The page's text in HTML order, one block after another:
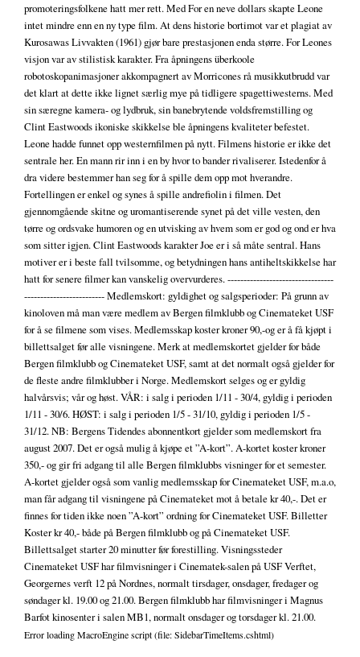
promoteringsfolkene hatt mer rett. Med For en neve dollars skapte Leone
intet mindre enn en ny type film. At dens historie bortimot var et plagiat av
Kurosawas Livvakten (1961) gjør bare prestasjonen enda større. For Leones
visjon var av stilistisk karakter. Fra åpningens überkoole
robotoskopanimasjoner akkompagnert av Morricones rå musikkutbrudd var
det klart at dette ikke lignet særlig mye på tidligere spagettiwesterns. Med
sin særegne kamera- og lydbruk, sin banebrytende voldsfremstilling og
Clint Eastwoods ikoniske skikkelse ble åpningens kvaliteter befestet.
Leone hadde funnet opp westernfilmen på nytt. Filmens historie er ikke det
sentrale her. En mann rir inn i en by hvor to bander rivaliserer. Istedenfor å
dra videre bestemmer han seg for å spille dem opp mot hverandre.
Fortellingen er enkel og synes å spille andrefiolin i filmen. Det
gjennomgående skitne og uromantiserende synet på det ville vesten, den
tørre og ordsvake humoren og en utvisking av hvem som er god og ond er hva
som sitter igjen. Clint Eastwoods karakter Joe er i så måte sentral. Hans
motiver er i beste fall tvilsomme, og betydningen hans antiheltskikkelse har
hatt for senere filmer kan vanskelig overvurderes. ---------------------------------
------------------------- Medlemskort: gyldighet og salgsperioder: På grunn av
kinoloven må man være medlem av Bergen filmklubb og Cinemateket USF
for å se filmene som vises. Medlemsskap koster kroner 90,-og er å få kjøpt i
billettsalget før alle visningene. Merk at medlemskortet gjelder for både
Bergen filmklubb og Cinemateket USF, samt at det normalt også gjelder for
de fleste andre filmklubber i Norge. Medlemskort selges og er gyldig
halvårsvis; vår og høst. VÅR: i salg i perioden 1/11 - 30/4, gyldig i perioden
1/11 - 30/6. HØST: i salg i perioden 1/5 - 31/10, gyldig i perioden 1/5 -
31/12. NB: Bergens Tidendes abonnentkort gjelder som medlemskort fra
august 2007. Det er også mulig å kjøpe et ”A-kort”. A-kortet koster kroner
350,- og gir fri adgang til alle Bergen filmklubbs visninger for et semester.
A-kortet gjelder også som vanlig medlemsskap for Cinemateket USF, m.a.o,
man får adgang til visningene på Cinemateket mot å betale kr 40,-. Det er
finnes for tiden ikke noen ”A-kort” ordning for Cinemateket USF. Billetter
Koster kr 40,- både på Bergen filmklubb og på Cinemateket USF.
Billettsalget starter 20 minutter før forestilling. Visningssteder
Cinemateket USF har filmvisninger i Cinematek-salen på USF Verftet,
Georgernes verft 12 på Nordnes, normalt tirsdager, onsdager, fredager og
søndager kl. 19.00 og 21.00. Bergen filmklubb har filmvisninger i Magnus
Barfot kinosenter i salen MB1, normalt onsdager og torsdager kl. 21.00.
Error loading MacroEngine script (file: SidebarTimeItems.cshtml)